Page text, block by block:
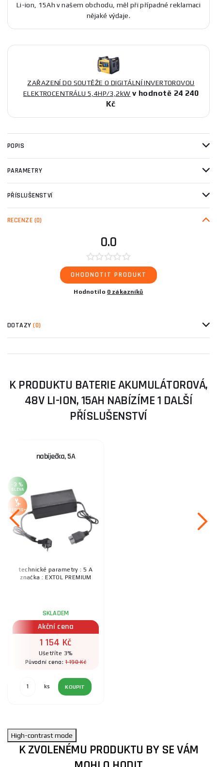
Li-ion, 15Ah v našem obchodu, měl při případné reklamaci
nějaké výdaje.
ZAŘAZENÍ DO SOUTĚŽE O DIGITÁLNÍ INVERTOROVOU
ELEKTROCENTRÁLU 5,4HP/3,2kW v hodnotě 24 240
Kč
POPIS
PARAMETRY
PŘÍSLUŠENSTVÍ
RECENZE (0)
0.0
OHODNOTIT PRODUKT
Hodnotilo 0 zákazníků
DOTAZY(0)
K PRODUKTU BATERIE AKUMULÁTOROVÁ,
48V LI-ION, 15AH NABÍZÍME 1 DALŠÍ
PŘÍSLUŠENSTVÍ
nabíječka, 5A
-3 %
SLEVA
SERVIS+
technické parametry : 5 A
značka : EXTOL PREMIUM
SKLADEM
Akční cena
1 154 Kč
Ušetříte 3%
Původní cena:1 190 Kč
ks KOUPIT
High-contrast mode
K ZVOLENÉMU PRODUKTU BY SE VÁM